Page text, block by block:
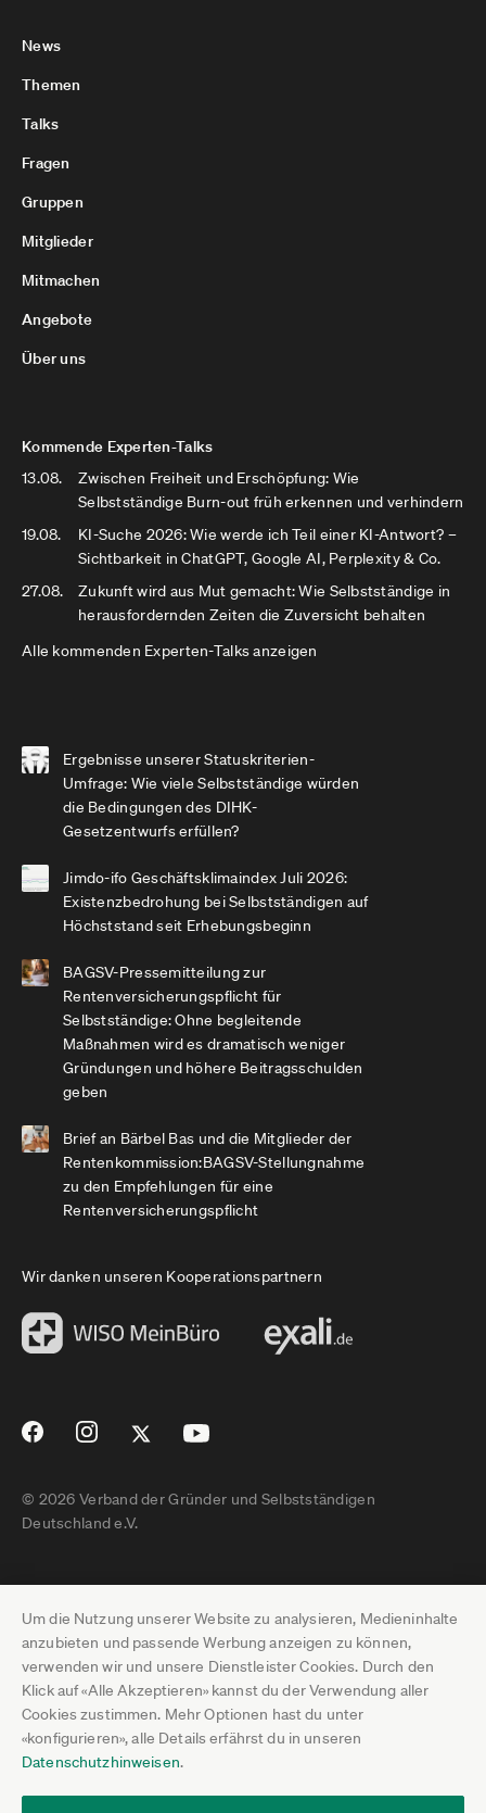
Um die Nutzung unserer Website zu analysieren, Medieninhalte
anzubieten und passende Werbung anzeigen zu können,
verwenden wir und unsere Dienstleister Cookies. Durch den
Klick auf «Alle Akzeptieren» kannst du der Verwendung aller
Cookies zustimmen. Mehr Optionen hast du unter
«konfigurieren», alle Details erfährst du in unseren
Datenschutzhinweisen.
News
Themen
Talks
Fragen
Gruppen
Mitglieder
Mitmachen
Angebote
Über uns
Kommende Experten-Talks
13.08.
Zwischen Freiheit und Erschöpfung: Wie
Selbstständige Burn-out früh erkennen und verhindern
19.08.
KI-Suche 2026: Wie werde ich Teil einer KI-Antwort? –
Sichtbarkeit in ChatGPT, Google AI, Perplexity & Co.
27.08.
Zukunft wird aus Mut gemacht: Wie Selbstständige in
herausfordernden Zeiten die Zuversicht behalten
Alle kommenden Experten-Talks anzeigen
Ergebnisse unserer Statuskriterien-
Umfrage: Wie viele Selbstständige würden
die Bedingungen des DIHK-
Gesetzentwurfs erfüllen?
Jimdo-ifo Geschäftsklimaindex Juli 2026:
Existenzbedrohung bei Selbstständigen auf
Höchststand seit Erhebungsbeginn
BAGSV-Pressemitteilung zur
Rentenversicherungspflicht für
Selbstständige: Ohne begleitende
Maßnahmen wird es dramatisch weniger
Gründungen und höhere Beitragsschulden
geben
Brief an Bärbel Bas und die Mitglieder der
Rentenkommission:BAGSV-Stellungnahme
zu den Empfehlungen für eine
Rentenversicherungspflicht
Wir danken unseren Kooperationspartnern
© 2026 Verband der Gründer und Selbstständigen
Deutschland e.V.
Impressum
Datenschutz
Pressebereich
Jobs